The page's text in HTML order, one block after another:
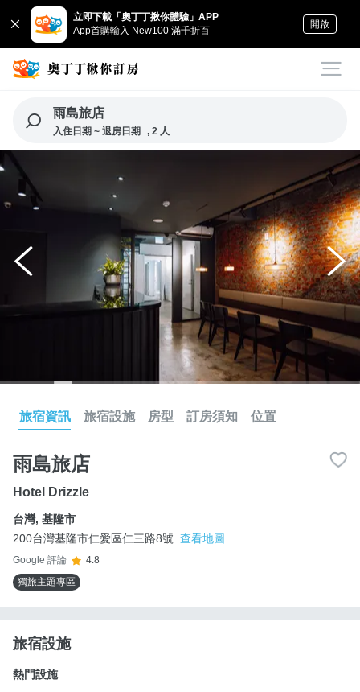
立即下載「奧丁丁揪你體驗」APP
App首購輸入 New100 滿千折百
開啟
雨島旅店
入住日期 ~ 退房日期 , 2 人
旅宿資訊 旅宿設施 房型 訂房須知 位置
雨島旅店
Hotel Drizzle
台灣, 基隆市
200台灣基隆市仁愛區仁三路8號 查看地圖
Google 評論
4.8
獨旅主題專區
旅宿設施
熱門設施